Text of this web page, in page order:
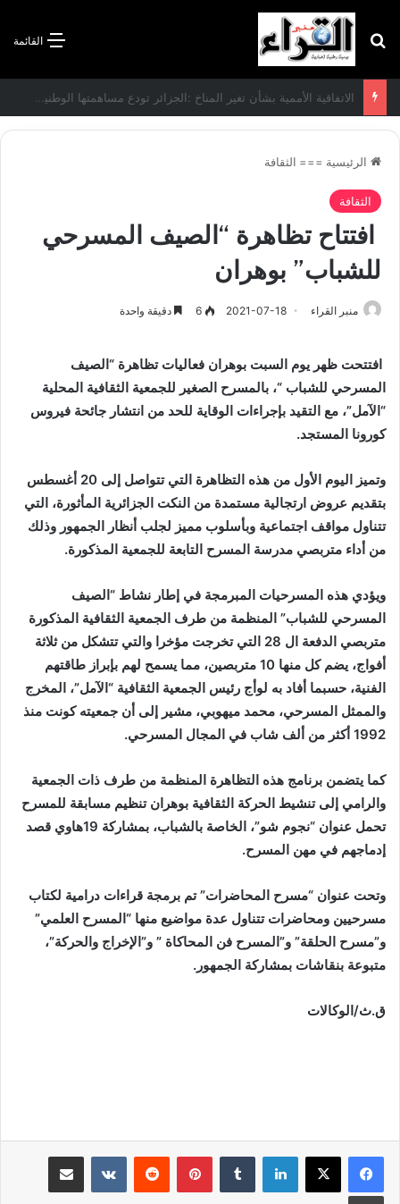
القائمة بحث عن
الرئيسية === الثقافة
الثقافة
افتتاح تظاهرة “الصيف المسرحي
للشباب” بوهران
منبر القراء 2021-07-18
6 دقيقة واحدة
افتتحت ظهر يوم السبت بوهران فعاليات تظاهرة “الصيف
المسرحي للشباب “، بالمسرح الصغير للجمعية الثقافية المحلية
“الآمل”، مع التقيد بإجراءات الوقاية للحد من انتشار جائحة فيروس
كورونا المستجد.
وتميز اليوم الأول من هذه التظاهرة التي تتواصل إلى 20 أغسطس
بتقديم عروض ارتجالية مستمدة من النكت الجزائرية المأثورة، التي
تتناول مواقف اجتماعية وبأسلوب مميز لجلب أنظار الجمهور وذلك
من أداء متربصي مدرسة المسرح التابعة للجمعية المذكورة.
ويؤدي هذه المسرحيات المبرمجة في إطار نشاط “الصيف
المسرحي للشباب” المنظمة من طرف الجمعية الثقافية المذكورة
متربصي الدفعة ال 28 التي تخرجت مؤخرا والتي تتشكل من ثلاثة
أفواج، يضم كل منها 10 متربصين، مما يسمح لهم بإبراز طاقتهم
الفنية، حسبما أفاد به لوأج رئيس الجمعية الثقافية “الآمل”، المخرج
والممثل المسرحي، محمد ميهوبي، مشير إلى أن جمعيته كونت منذ
1992 أكثر من ألف شاب في المجال المسرحي.
كما يتضمن برنامج هذه التظاهرة المنظمة من طرف ذات الجمعية
والرامي إلى تنشيط الحركة الثقافية بوهران تنظيم مسابقة للمسرح
تحمل عنوان “نجوم شو”، الخاصة بالشباب، بمشاركة 19هاوي قصد
إدماجهم في مهن المسرح.
وتحت عنوان “مسرح المحاضرات” تم برمجة قراءات درامية لكتاب
مسرحيين ومحاضرات تتناول عدة مواضيع منها “المسرح العلمي”
و”مسرح الحلقة” و”المسرح فن المحاكاة ” و”الإخراج والحركة”،
متبوعة بنقاشات بمشاركة الجمهور.
ق.ث/الوكالات
لينكدإن بينتيريست
طباعة